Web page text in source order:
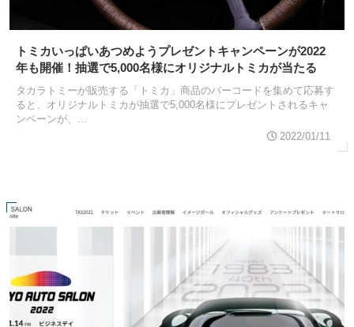
トミカいっぱいあつめようプレゼントキャンペーンが2022
年も開催！抽選で5,000名様にオリジナルトミカが当たる
タカラトミーが販売する「トミカ」商品のバーコードを集めて応募す
ると、オリジナルトミカが抽選で5,000名様にプレゼントされるキャ
ンペーンが、...
2022/01/11